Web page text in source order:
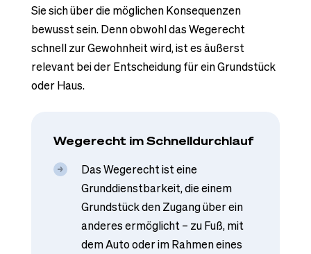
Sie sich über die möglichen Konsequenzen
bewusst sein. Denn obwohl das Wegerecht
schnell zur Gewohnheit wird, ist es äußerst
relevant bei der Entscheidung für ein Grundstück
oder Haus.
Wegerecht im Schnelldurchlauf
Das Wegerecht ist eine
Grunddienstbarkeit, die einem
Grundstück den Zugang über ein
anderes ermöglicht – zu Fuß, mit
dem Auto oder im Rahmen eines